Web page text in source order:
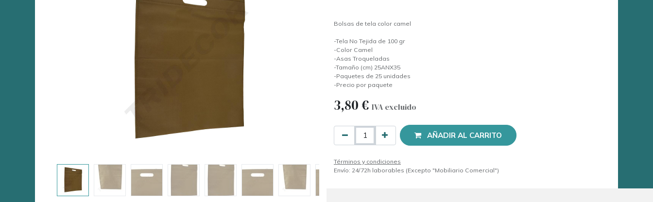
Bolsas de tela color camel
-Tela No Tejida de 100 gr
-Color Camel
-Asas Troqueladas
-Tamaño (cm) 25ANX35
-Paquetes de 25 unidades
-Precio por paquete
3,80€ IVA excluido
AÑADIR AL CARRITO
Términos y condiciones
Envío: 24/72h laborables (Excepto "Mobiliario Comercial")